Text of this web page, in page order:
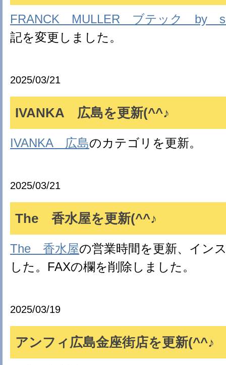
FRANCK MULLER ブテック by
記を変更しました。
2025/03/21
IVANKA 広島を更新(^^♪
IVANKA 広島のカテゴリを更新。
2025/03/21
The 香水屋を更新(^^♪
The 香水屋の営業時間を更新、イン
した。FAXの欄を削除しました。
2025/03/19
アンフィ広島金座街店を更新(^^♪